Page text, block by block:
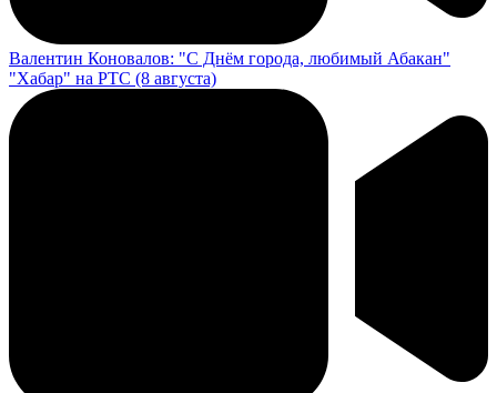
Валентин Коновалов: "С Днём города, любимый Абакан"
"Хабар" на РТС (8 августа)